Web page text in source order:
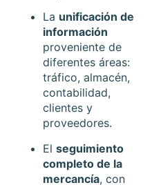
La unificación de
información
proveniente de
diferentes áreas:
tráfico, almacén,
contabilidad,
clientes y
proveedores.
Elseguimiento
completo de la
mercancía, con